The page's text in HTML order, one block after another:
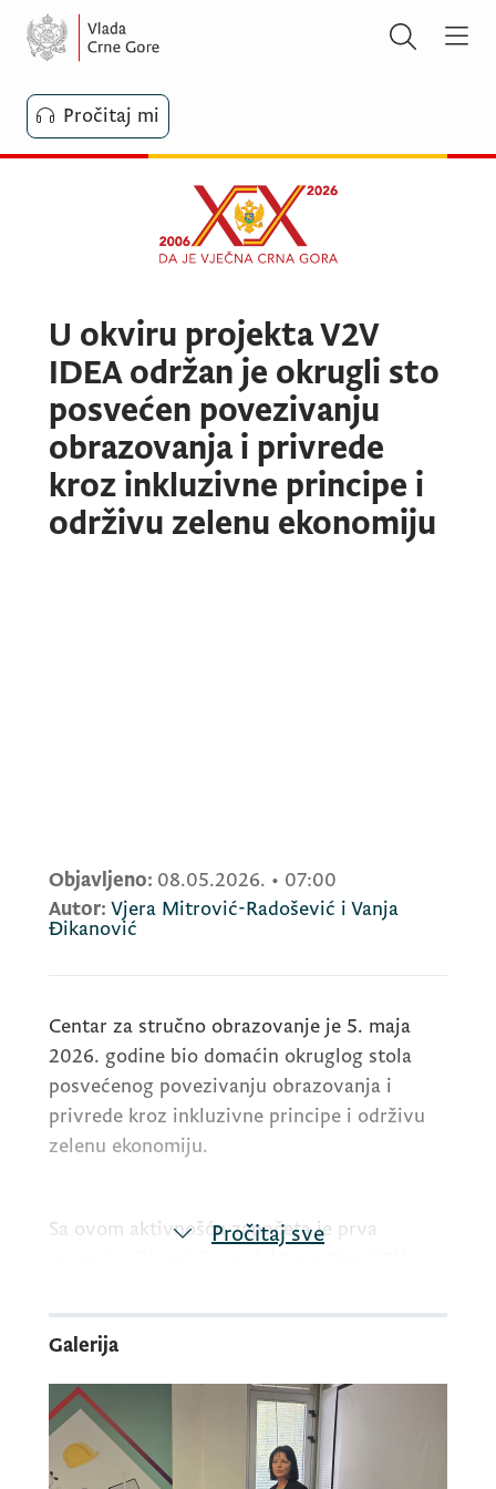
Pročitaj mi
U okviru projekta V2V
IDEA održan je okrugli sto
posvećen povezivanju
obrazovanja i privrede
kroz inkluzivne principe i
održivu zelenu ekonomiju
Objavljeno: 08.05.2026. • 07:00
Autor: Vjera Mitrović-Radošević i Vanja
Đikanović
Centar za stručno obrazovanje je 5. maja
2026. godine bio domaćin okruglog stola
posvećenog povezivanju obrazovanja i
privrede kroz inkluzivne principe i održivu
zelenu ekonomiju.
Sa ovom aktivnošću započeta je prva
zainteresovane strane upoznaju sa
aktivnostima i očekivanim rezultatima ovog
projekta, kako bi od početka bili uključeni i
Pročitaj sve
Galerija